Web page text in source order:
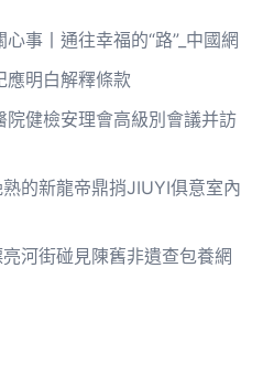
事丨通往幸福的“路”_中國網
應明白解釋條款
院健檢安理會高級別會議并訪
的新龍帝鼎捎JIUYI俱意室內
河街碰見陳舊非遺查包養網